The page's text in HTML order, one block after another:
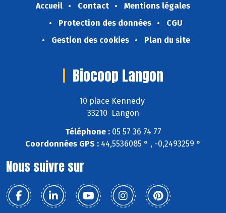
Accueil Contact
Mentions légales
Protection des données
CGU
Gestion des cookies
Plan du site
Biocoop Langon
10 place Kennedy
33210 Langon
Téléphone :05 57 36 74 77
Coordonnées GPS : 44,5536085 ° , -0,2493259 °
Nous suivre sur